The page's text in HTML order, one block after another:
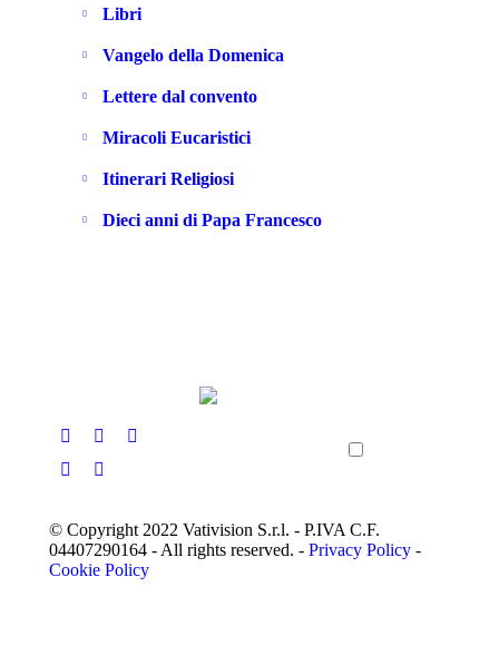
Libri
Vangelo della Domenica
Lettere dal convento
Miracoli Eucaristici
Itinerari Religiosi
Dieci anni di Papa Francesco
© Copyright 2022 Vativision S.r.l. - P.IVA C.F.
04407290164 - All rights reserved. - Privacy Policy -
Cookie Policy